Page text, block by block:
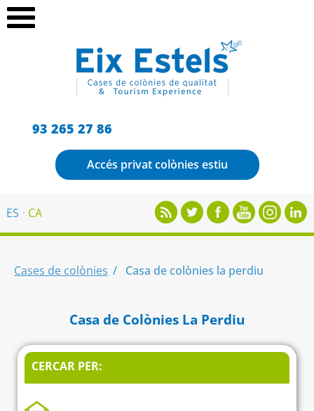
93 265 27 86
Accés privat colònies estiu
ES CA
Cases de colònies Casa de colònies la perdiu
Casa de Colònies La Perdiu
CERCAR PER: